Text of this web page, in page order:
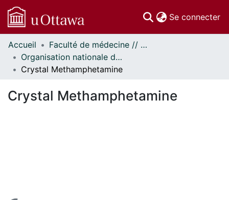
Se connecter
Communautés
et collections
Parcourir
À propos
Accueil
Faculté de médecine // Faculty of Medicine
Organisation nationale de la santé autochtone // National Aboriginal Health Organization
Crystal Methamphetamine
Crystal Methamphetamine